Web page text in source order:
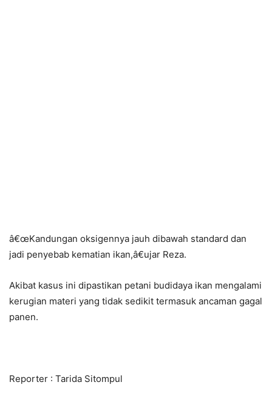
â€œKandungan oksigennya jauh dibawah standard dan
jadi penyebab kematian ikan,â€ujar Reza.
Akibat kasus ini dipastikan petani budidaya ikan mengalami
kerugian materi yang tidak sedikit termasuk ancaman gagal
panen.
Reporter : Tarida Sitompul